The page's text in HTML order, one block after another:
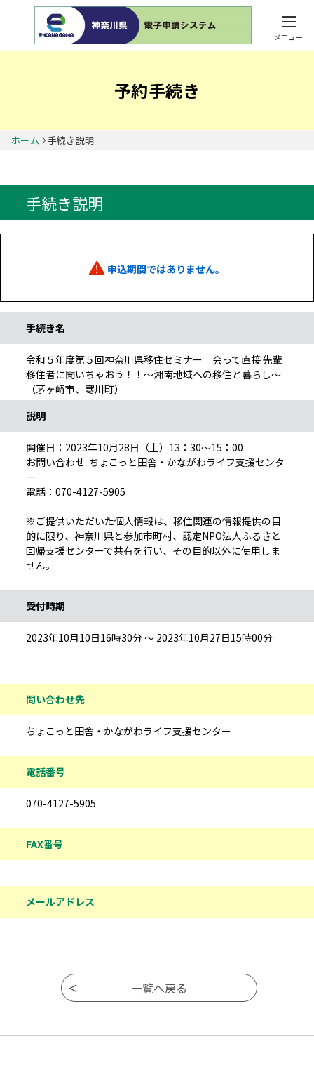
メニュー
予約手続き
ホーム 手続き説明
手続き説明
申込期間ではありません。
手続き名
令和５年度第５回神奈川県移住セミナー 会って直接 先輩
移住者に聞いちゃおう！！～湘南地域への移住と暮らし～
（茅ヶ崎市、寒川町）
説明
開催日：2023年10月28日（土）13：30～15：00
お問い合わせ: ちょこっと田舎・かながわライフ支援センタ
ー
電話：070-4127-5905
※ご提供いただいた個人情報は、移住関連の情報提供の目
的に限り、神奈川県と参加市町村、認定NPO法人ふるさと
回帰支援センターで共有を行い、その目的以外に使用しま
せん。
受付時期
2023年10月10日16時30分 ～ 2023年10月27日15時00分
問い合わせ先
ちょこっと田舎・かながわライフ支援センター
電話番号
070-4127-5905
FAX番号
メールアドレス